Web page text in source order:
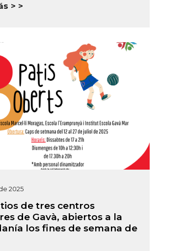
>
2025
de tres centros
de Gavà, abiertos a la
los fines de semana de